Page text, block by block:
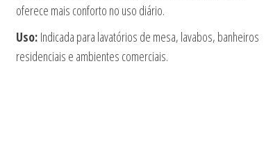
oferece mais conforto no uso diário.
Uso: Indicada para lavatórios de mesa, lavabos, banheiros
residenciais e ambientes comerciais.